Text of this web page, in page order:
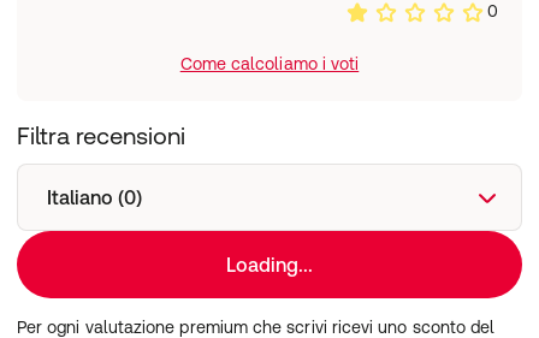
0
Come calcoliamo i voti
Filtra recensioni
Italiano (0)
Loading...
Per ogni valutazione premium che scrivi ricevi uno sconto del